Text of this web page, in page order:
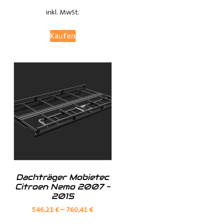
(je nach Fahrzeugmodell, sind nur die jeweils möglichen
Fensterteile:
Fenster vorhanden
Ø Fenster im Laderaum = Es sind Fenster in der
Schiebtür(en) und in der Heckklappe / Hecktüren, diese
Verkleidungsteile werden dann nicht mitgeliefert
inkl. MwSt.
Kaufen
Dachträger Mobietec
Citroen Nemo 2007 –
2015
546,21€–760,41€